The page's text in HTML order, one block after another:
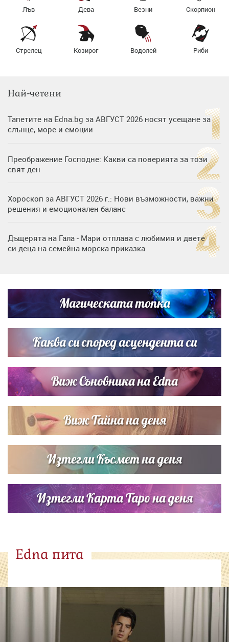
Лъв Дева Везни Скорпион
Стрелец Козирог Водолей Риби
Най-четени
Тапетите на Edna.bg за АВГУСТ 2026 носят усещане за
слънце, море и емоции
Преображение Господне: Какви са поверията за този
свят ден
Хороскоп за АВГУСТ 2026 г.: Нови възможности, важни
решения и емоционален баланс
Дъщерята на Гала - Мари отплава с любимия и двете
си деца на семейна морска приказка
Димов издадоха своето любимо място
Дъщерята на Тодор Батков вдигна сватба, Стоичков и
Братя Аргирови я изненадаха с песен
Магическата топка
Каква си според асцендента си
Виж Съновника на Edna
Виж Тайна на деня
Изтегли Късмет на деня
Изтегли Карта Таро на деня
Edna пита